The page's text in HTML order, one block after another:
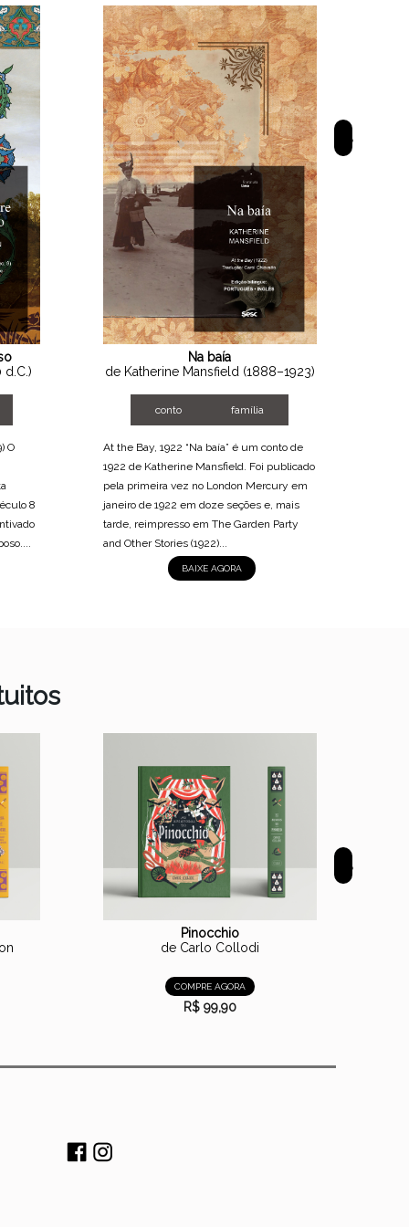
d.C.)
O
8
Na baía
de Katherine Mansfield (1888–1923)
conto família
At the Bay, 1922 “Na baía” é um conto de
1922 de Katherine Mansfield. Foi publicado
pela primeira vez no London Mercury em
janeiro de 1922 em doze seções e, mais
tarde, reimpresso em The Garden Party
and Other Stories (1922)...
BAIXE AGORA
>
Pinocchio
de Carlo Collodi
COMPRE AGORA
R$ 99,90
>